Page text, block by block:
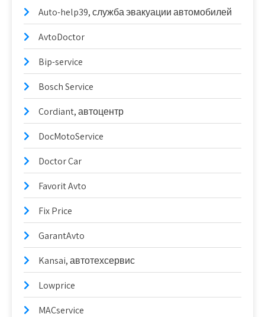
Auto-help39, служба эвакуации автомобилей
AvtoDoctor
Bip-service
Bosch Service
Cordiant, автоцентр
DocMotoService
Doctor Car
Favorit Avto
Fix Price
GarantAvto
Kansai, автотехсервис
Lowprice
MACservice